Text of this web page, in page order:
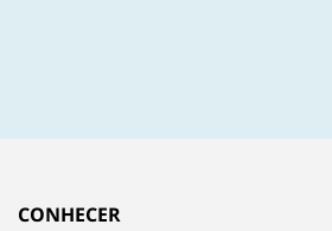
CONHECER